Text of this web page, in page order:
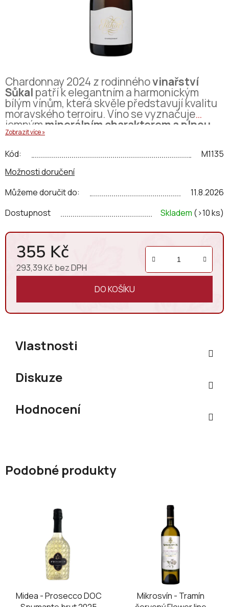
Chardonnay 2024 z rodinnéhovinařství
Sůkal patří k elegantním a harmonickým
bílým vínům, která skvěle představují kvalitu
moravského terroiru. Víno se vyznačuje
jemným minerálním charakterem a plnou
strukturou
sklepě.
Vůně je bohatá a komplexní. Chuť
jeharmonická a dobře vyvážená
příjemnou kyselinkou, plností i dlouhým
závěrem, který potěší i zkušené milovníky
Chardonnay.
Toto Chardonnay zrálo v nerezových tancích
s ležením na jemných kalech, což podtrhuje
jehohladkou texturu, komplexnost a
eleganci.
Zobrazit více »
Dostupnost Skladem (>10 ks)
Můžeme doručit do: 11.8.2026
Možnosti doručení
Kód: M1135
355 Kč
293,39 Kč bez DPH
DO KOŠÍKU
Vlastnosti
Diskuze
Hodnocení
Podobné produkty
Midea - Prosecco DOC
Mikrosvín - Tramín